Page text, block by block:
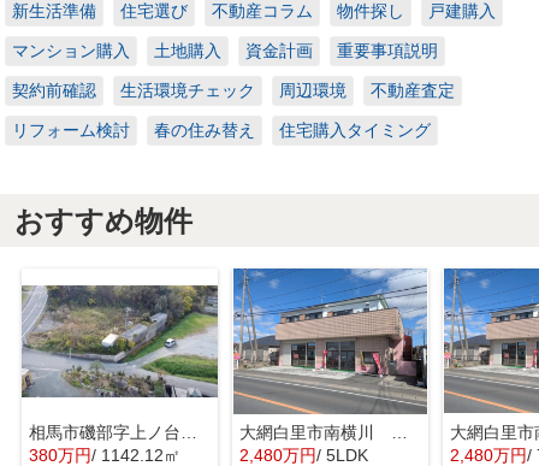
新生活準備 住宅選び 不動産コラム 物件探し 戸建購入
マンション購入 土地購入 資金計画 重要事項説明
契約前確認 生活環境チェック 周辺環境 不動産査定
リフォーム検討 春の住み替え 住宅購入タイミング
おすすめ物件
380万円/ 1142.12㎡
2,480万円/ 5LDK 2,480万円/